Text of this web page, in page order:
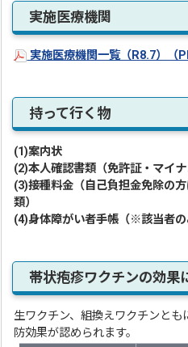
実施医療機関
実施医療機関一覧（R8.7）（
持って行く物
(1)案内状
(2)本人確認書類（免許証・マイナ
(3)接種料金（自己負担金免除の
類）
(4)身体障がい者手帳（※該当者の
帯状疱疹ワクチンの効果
生ワクチン、組換えワクチンと
防効果が認められます。